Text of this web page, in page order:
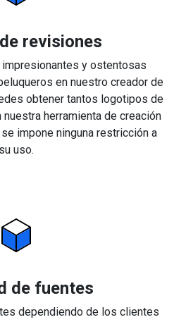
revisiones
y ostentosas
en nuestro creador de
obtener tantos logotipos de
herramienta de creación
impone ninguna restricción a
su uso.
de fuentes
dependiendo de los clientes